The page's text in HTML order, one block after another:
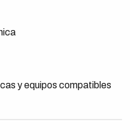
y equipos compatibles